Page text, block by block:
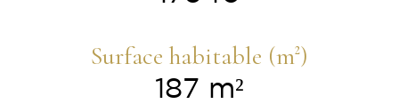
Surface habitable (m²)
187 m²